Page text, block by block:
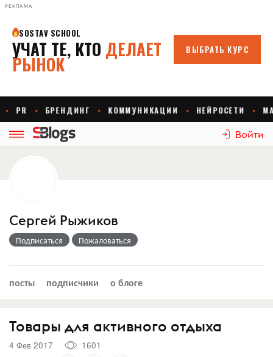
РЕКЛАМА
Войти
Сергей Рыжиков
Подписаться Пожаловаться
посты подписчики о блоге
Товары для активного отдыха
4 Фев 2017
1601